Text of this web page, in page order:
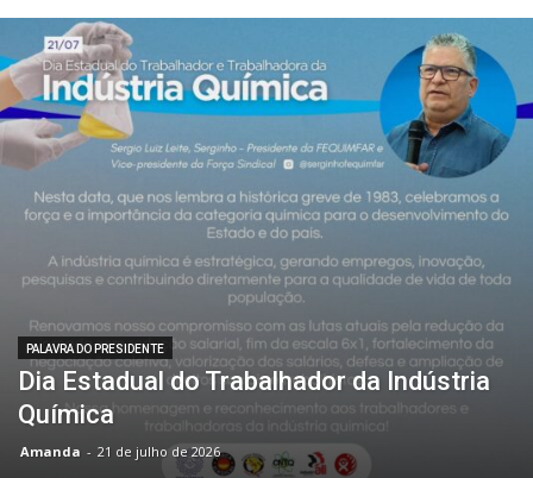
PALAVRA DO PRESIDENTE
Dia Estadual do Trabalhador da Indústria
Química
Amanda - 21 de julho de 2026